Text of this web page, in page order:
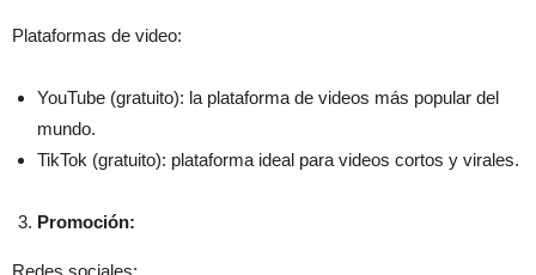
Plataformas de video:
YouTube (gratuito): la plataforma de videos más popular del
mundo.
TikTok (gratuito): plataforma ideal para videos cortos y virales.
Promoción:
Redes sociales: